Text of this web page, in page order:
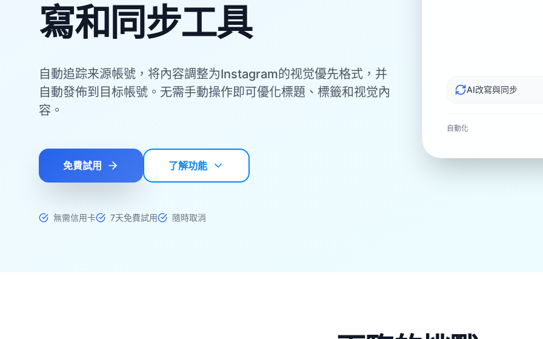
寫和同步工具
自動追踪来源帳號，将內容調整为Instagram的视觉優先格式，并
自動發佈到目标帳號。无需手動操作即可優化標題、標籤和视觉內
容。
免費試用 了解功能
無需信用卡 7天免費試用 隨時取消
AI改寫與同步
自動化